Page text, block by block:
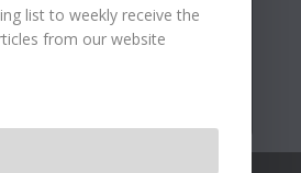
list to weekly receive the
from our website